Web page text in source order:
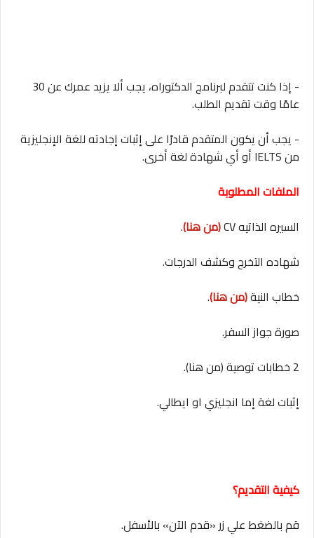
- إذا كنت تتقدم لبرنامج الدكتوراه، يجب ألا يزيد عمرك عن 30
عامًا وقت تقديم الطلب.
- يجب أن يكون المتقدم قادرًا على إثبات إجادته للغة الإنجليزية
من IELTS أو أي شهادة لغة أخرى.
الملفات المطلوبة
السيره الذاتيه CV
(من هنا).
شهاده التخرج وكشف الدرجات.
خطاب النية(من هنا).
صورة جواز السفر.
2 خطابات توصية (من هنا).
إثبات لغة إما انجليزي او ايطالي.
كيفيةالتقديم؟
قم بالضغط علي زر «قدم الآن» بالأسفل.